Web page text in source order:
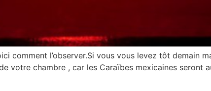
comment l’observer.Si vous vous levez tôt demain
votre chambre , car les Caraïbes mexicaines seront